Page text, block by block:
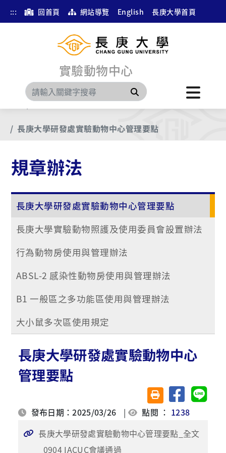
::: 回首頁 網站導覽 English 長庚大學首頁
實驗動物中心
搜尋
規章辦法
長庚大學研發處實驗動物中心管理要點
規章辦法
長庚大學研發處實驗動物中心管理要點
長庚大學實驗動物照護及使用委員會設置辦法
行為動物房使用與管理辦法
ABSL-2 感染性動物房使用與管理辦法
B1 一般區之多功能區使用與管理辦法
大小鼠多次區使用規定
長庚大學研發處實驗動物中心
管理要點
友善列印(另開視窗)
分享至臉書分享
發布日期：2025/03/26 | 點閱 ： 1238
長庚大學研發處實驗動物中心管理要點_全文
_0904 IACUC會議通過